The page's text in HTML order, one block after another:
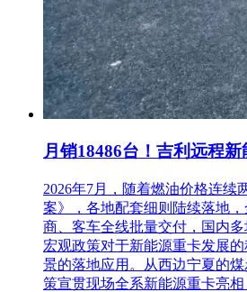
月销18486台！吉利远程
2026年7月，随着燃油价格连
案》，各地配套细则陆续落地
商、客车全线批量交付，国内
宏观政策对于新能源重卡发展
景的落地应用。从西边宁夏的
策宣贯现场全系新能源重卡亮